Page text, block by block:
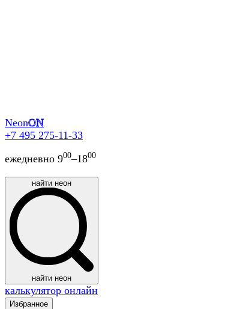
NeonON
+7 495 275-11-33
ежедневно 900–1800
найти неон
найти неон
калькулятор онлайн
Избранное